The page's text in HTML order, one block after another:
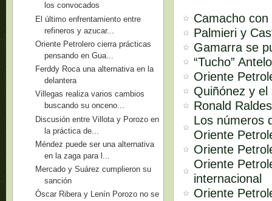
Camacho
Palmieri y
Gamarra se
“Tucho”
Oriente
Quiñónez y
Ronald
Los números
Oriente
Oriente
Oriente
internacional
Oriente
los convocados
El último enfrentamiento entre
refineros y azucar...
Oriente Petrolero cierra prácticas
pensando en Gua...
Ferddy Roca una alternativa en la
delantera
Villegas realiza varios cambios
buscando su onceno...
Discusión entre Villota y Porozo en
la práctica de...
Méndez puede ser una alternativa
en la zaga para l...
Mercado y Suárez cumplieron su
sanción
Óscar Ribera y Lenín Porozo no se